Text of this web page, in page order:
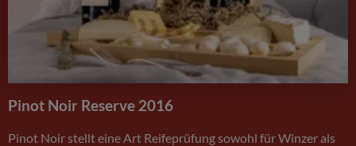
Pinot Noir Reserve 2016
Pinot Noir stellt eine Art Reifeprüfung sowohl für Winzer als